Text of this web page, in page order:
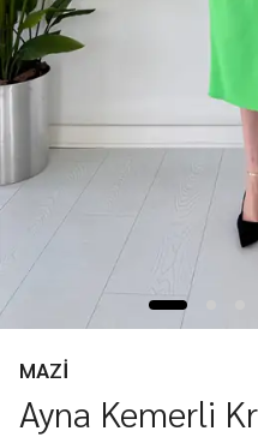
MAZİ
Ayna Kemerli